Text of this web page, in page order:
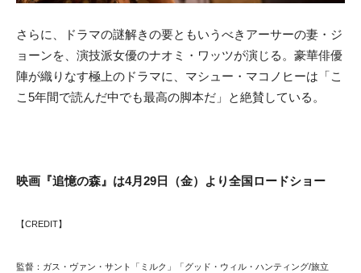
さらに、ドラマの謎解きの要ともいうべきアーサーの妻・ジ
ョーンを、演技派女優のナオミ・ワッツが演じる。豪華俳優
陣が織りなす極上のドラマに、マシュー・マコノヒーは「こ
こ5年間で読んだ中でも最高の脚本だ」と絶賛している。
映画『追憶の森』は4月29日（金）より全国ロードショー
【CREDIT】
監督：ガス・ヴァン・サント「ミルク」「グッド・ウィル・ハンティング/旅立